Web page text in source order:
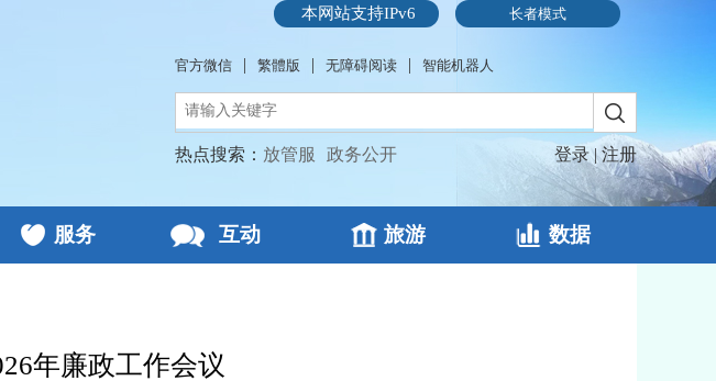
长者模式
本网站支持IPv6
官方微信 | 繁體版 | 无障碍阅读 | 智能机器人
热点搜索： 放管服 政务公开 登录|注册
服务 互动 旅游 数据
年廉政工作会议